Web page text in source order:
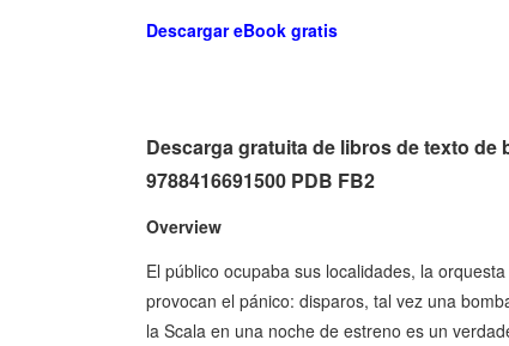
Descargar eBook gratis
Descarga gratuita de libros de texto de
9788416691500 PDB FB2
Overview
El público ocupaba sus localidades, la
provocan el pánico: disparos, tal vez una
la Scala en una noche de estreno es un